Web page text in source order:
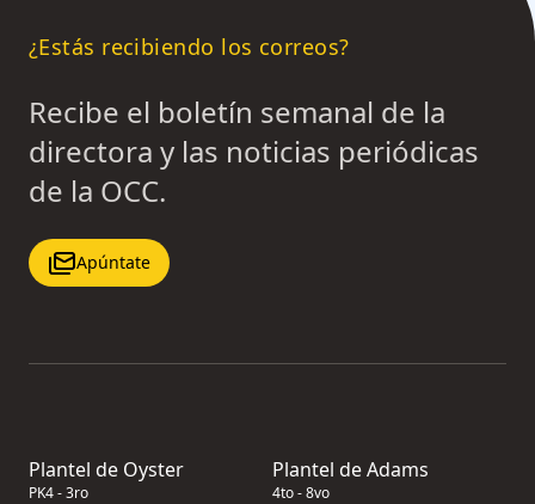
¿Estás recibiendo los correos?
Recibe el boletín semanal de la
directora y las noticias periódicas
de la OCC.
Apúntate
Plantel de Oyster
PK4 - 3ro
Plantel de Adams
4to - 8vo